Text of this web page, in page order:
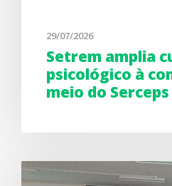
29/07/2026
Setrem amplia
psicológico à
meio do Serceps